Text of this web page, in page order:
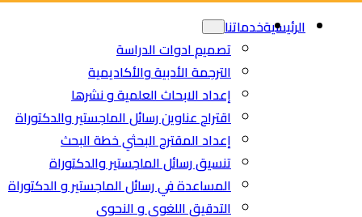
Skip
الرئيسيةخدماتنا
تصميم ادوات الدراسة
الترجمة الأدبية والأكاديمية
إعداد الابحاث العلمية و نشرها
اقتراح عناوين رسائل الماجستير والدكتوراة
إعداد المقترح البحثي خطة البحث
تنسيق رسائل الماجستير والدكتوراة
المساعدة في رسائل الماجستير و الدكتوراة
التدقيق اللغوي و النحوي